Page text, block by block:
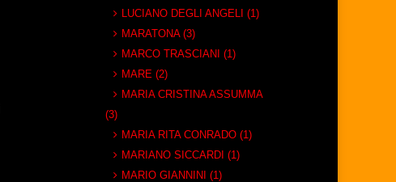
LUCIANO DEGLI ANGELI (1)
MARATONA (3)
MARCO TRASCIANI (1)
MARE (2)
MARIA CRISTINA ASSUMMA
(3)
MARIA RITA CONRADO (1)
MARIANO SICCARDI (1)
MARIO GIANNINI (1)